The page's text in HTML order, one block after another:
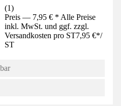
(1)
Preis — 7,95 € * Alle Preise
inkl. MwSt. und ggf. zzgl.
Versandkosten pro ST7,95 €*/
ST